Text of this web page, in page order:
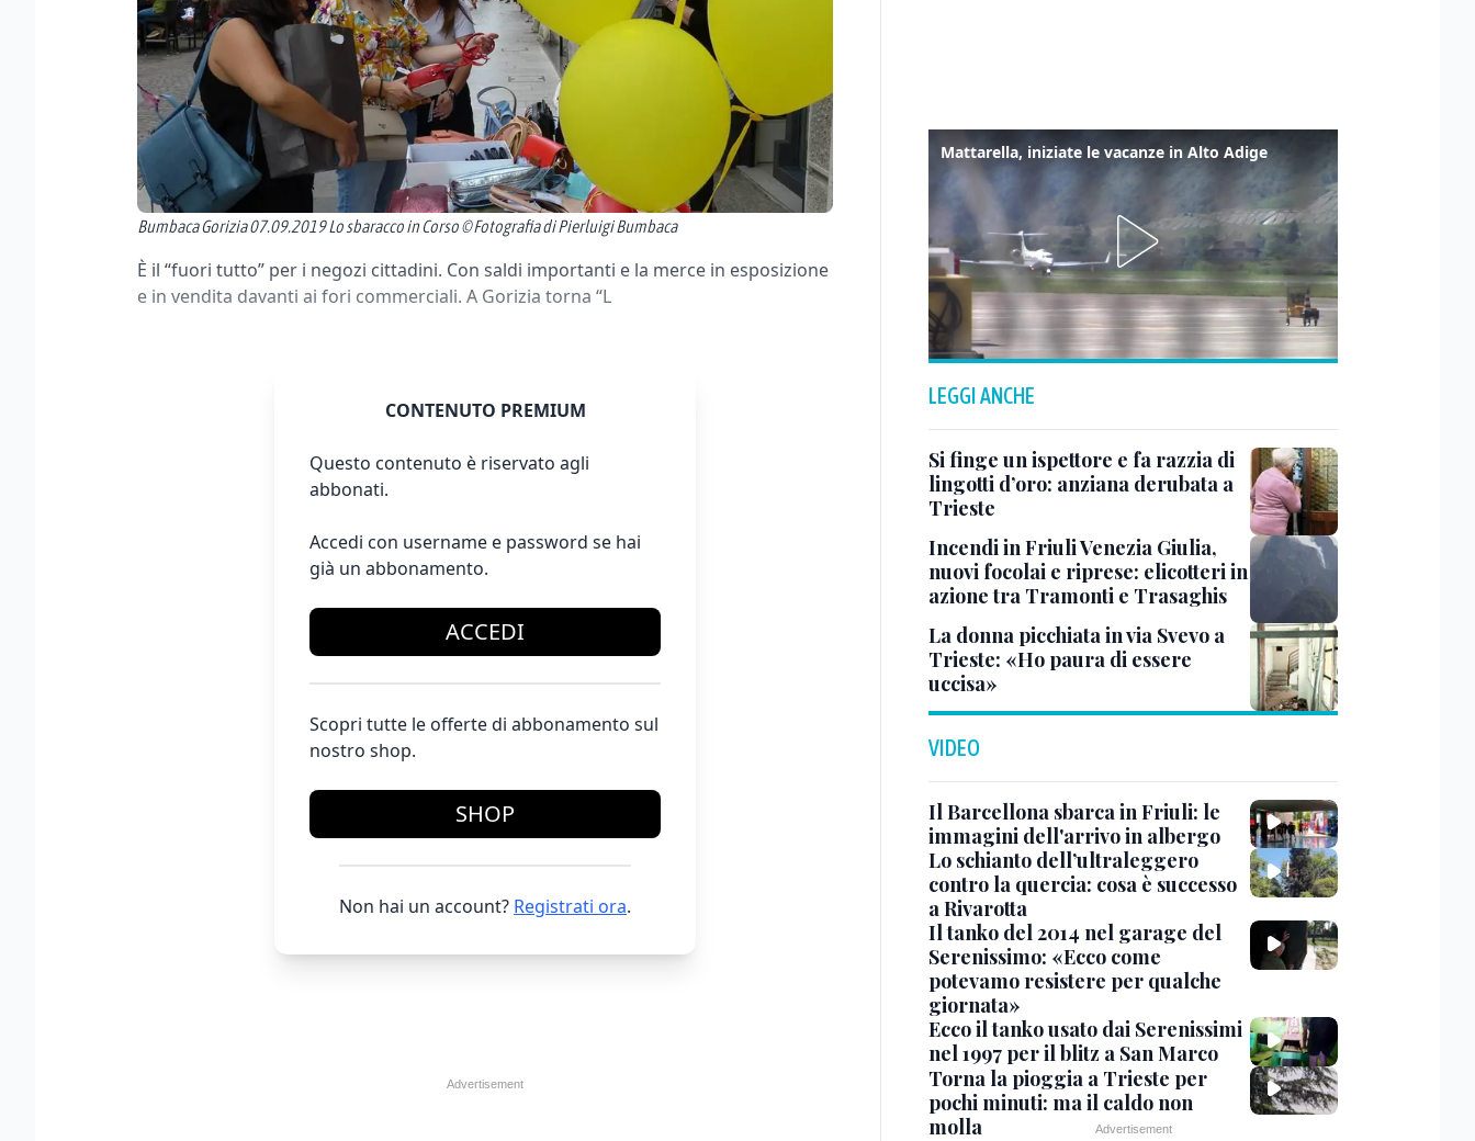
Bumbaca Gorizia 07.09.2019 Lo sbaracco in Corso © Fotografia di Pierluigi Bumbaca
È il “fuori tutto” per i negozi cittadini. Con saldi importanti e la merce in esposizione
e in vendita davanti ai fori commerciali. A Gorizia torna “L
CONTENUTO PREMIUM
Questo contenuto è riservato agli
abbonati.
Accedi con username e password se hai
già un abbonamento.
ACCEDI
Scopri tutte le offerte di abbonamento sul
nostro shop.
SHOP
Non hai un account? Registrati ora.
Mattarella, iniziate le vacanze in Alto Adige
LEGGI ANCHE
Si finge un ispettore e fa razzia di
lingotti d’oro: anziana derubata a
Trieste
Incendi in Friuli Venezia Giulia,
nuovi focolai e riprese: elicotteri in
azione tra Tramonti e Trasaghis
La donna picchiata in via Svevo a
Trieste: «Ho paura di essere
uccisa»
VIDEO
Il Barcellona sbarca in Friuli: le
immagini dell'arrivo in albergo
Lo schianto dell’ultraleggero
contro la quercia: cosa è successo
a Rivarotta
Il tanko del 2014 nel garage del
Serenissimo: «Ecco come
potevamo resistere per qualche
giornata»
Ecco il tanko usato dai Serenissimi
nel 1997 per il blitz a San Marco
Torna la pioggia a Trieste per
pochi minuti: ma il caldo non
molla